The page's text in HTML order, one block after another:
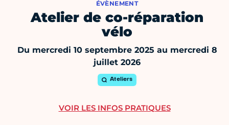
ÉVÈNEMENT
Atelier de co-réparation
vélo
Du mercredi 10 septembre 2025 au mercredi 8
juillet 2026
Ateliers
VOIR LES INFOS PRATIQUES